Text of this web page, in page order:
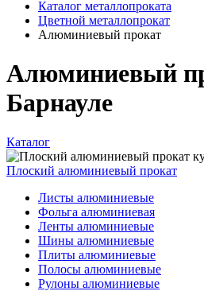
Каталог металлопроката
Цветной металлопрокат
Алюминиевый прокат
Алюминиевый
Барнауле
Каталог
Плоский алюминиевый прокат
Листы алюминиевые
Фольга алюминиевая
Ленты алюминиевые
Шины алюминиевые
Плиты алюминиевые
Полосы алюминиевые
Рулоны алюминиевые